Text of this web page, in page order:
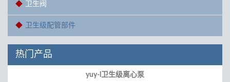
卫生阀
卫生级配管部件
热门产品
yuy-l卫生级离心泵